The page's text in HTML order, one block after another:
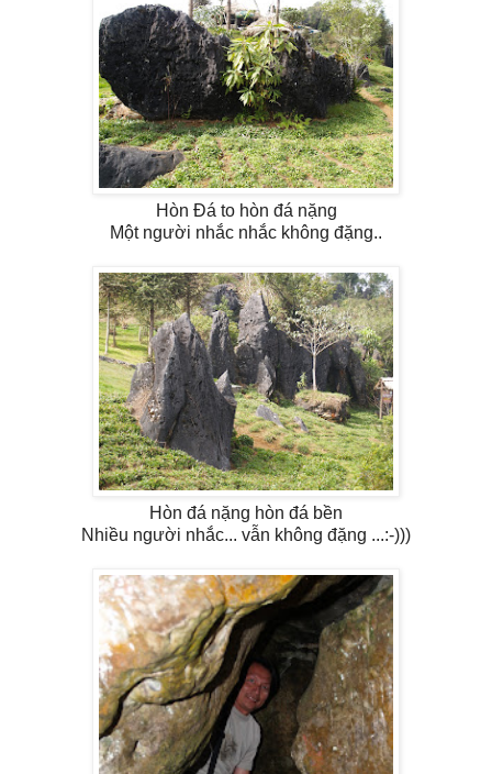
Hòn Đá to hòn đá nặng
Một người nhắc nhắc không đặng..
Hòn đá nặng hòn đá bền
Nhiều người nhắc... vẫn không đặng ...:-)))